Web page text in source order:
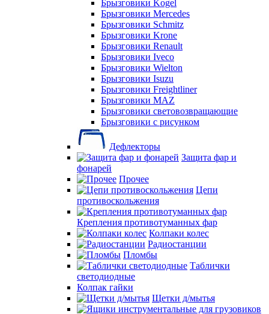
Брызговики Kogel
Брызговики Mercedes
Брызговики Schmitz
Брызговики Krone
Брызговики Renault
Брызговики Iveco
Брызговики Wielton
Брызговики Isuzu
Брызговики Freightliner
Брызговики MAZ
Брызговики световозвращающие
Брызговики с рисунком
Дефлекторы
Защита фар и
фонарей
Прочее
Цепи
противоскольжения
Крепления противотуманных фар
Колпаки колес
Радиостанции
Пломбы
Таблички
светодиодные
Колпак гайки
Щетки д/мытья